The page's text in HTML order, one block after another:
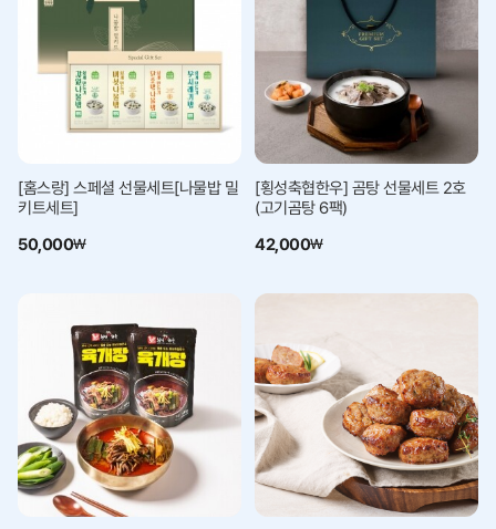
[홈스랑] 스페셜 선물세트[나물밥 밀
키트세트]
50,000₩
[횡성축협한우] 곰탕 선물세트 2호
(고기곰탕 6팩)
42,000₩